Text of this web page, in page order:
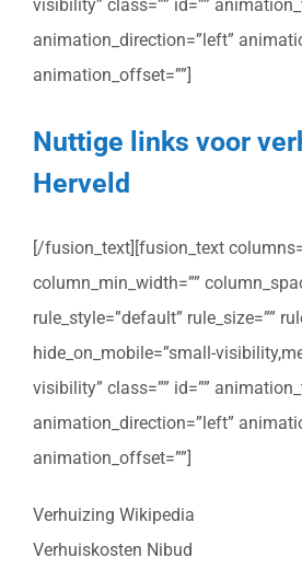
visibility” class=”” id=””
animation_direction=”left”
animation_offset=””]
Nuttige links voor
Herveld
[/fusion_text][fusion_text
column_min_width=””
rule_style=”default” rule_size=””
hide_on_mobile=”small-
visibility” class=”” id=””
animation_direction=”left”
animation_offset=””]
Verhuizing Wikipedia
Verhuiskosten Nibud